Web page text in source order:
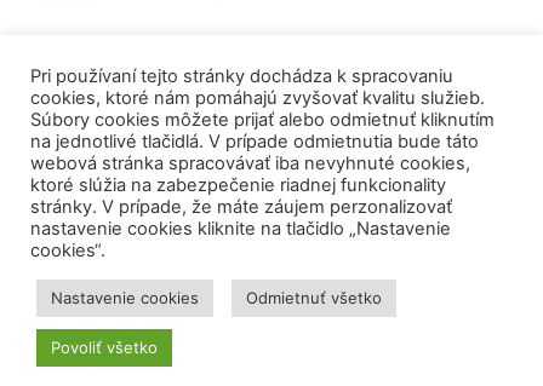
Mediálni partneri
Pri používaní tejto stránky dochádza k spracovaniu
cookies, ktoré nám pomáhajú zvyšovať kvalitu služieb.
Súbory cookies môžete prijať alebo odmietnuť kliknutím
na jednotlivé tlačidlá. V prípade odmietnutia bude táto
webová stránka spracovávať iba nevyhnuté cookies,
ktoré slúžia na zabezpečenie riadnej funkcionality
stránky. V prípade, že máte záujem perzonalizovať
nastavenie cookies kliknite na tlačidlo „Nastavenie
cookies“.
Nastavenie cookies Odmietnuť všetko
Povoliť všetko